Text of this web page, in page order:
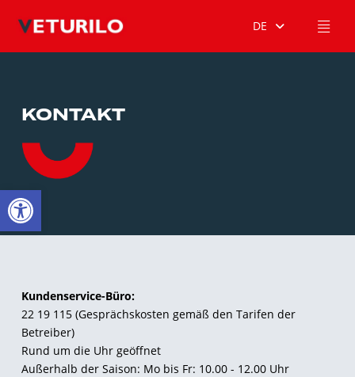
Open toolbar
DE
KONTAKT
Kundenservice-Büro:
22 19 115 (Gesprächskosten gemäß den Tarifen der
Betreiber)
Rund um die Uhr geöffnet
Außerhalb der Saison: Mo bis Fr: 10.00 - 12.00 Uhr